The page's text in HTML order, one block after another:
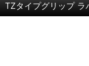
TZタイプグリップ